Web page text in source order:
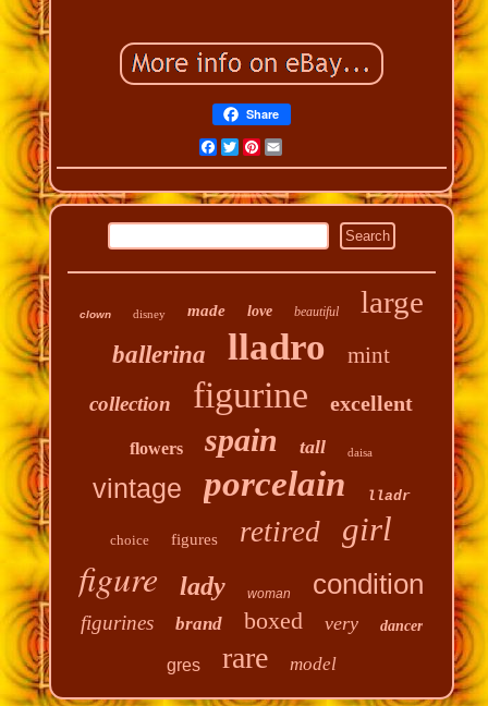
Share
Facebook
Twitter
Pinterest
Email
clown disney made love beautiful large
ballerina lladro mint
collection figurine excellent
flowers spain tall daisa
vintage porcelain lladr
choice figures retired girl
figure lady woman condition
figurines brand boxed very dancer
gres rare model